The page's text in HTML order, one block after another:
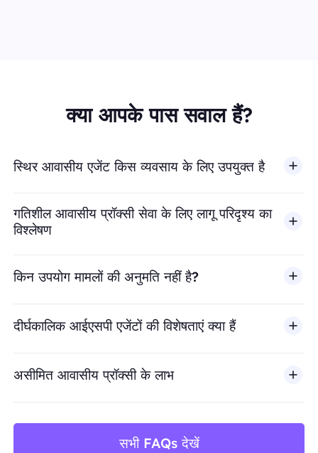
क्या आपके पास सवाल हैं?
स्थिर आवासीय एजेंट किस व्यवसाय के लिए उपयुक्त है
गतिशील आवासीय प्रॉक्सी सेवा के लिए लागू परिदृश्य का
विश्लेषण
किन उपयोग मामलों की अनुमति नहीं है?
BestProxy धोखाधड़ी, स्पैम, नकली एंगेजमेंट, क्रेडेंशियल दुरुपयोग,
दीर्घकालिक आईएसपी एजेंटों की विशेषताएं क्या हैं
असीमित आवासीय प्रॉक्सी के लाभ
सभी FAQs देखें